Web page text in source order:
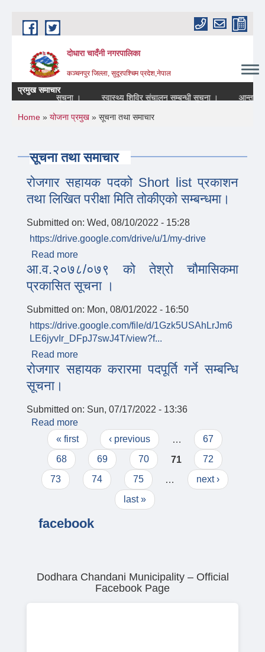
Skip to main content
दोधारा चादँनी नगरपालिका
कञ्चनपुर जिल्ला, सुदूरपश्चिम प्रदेश,नेपाल
प्रमुख समाचार
रहने सम्बन्धि सूचना ।
स्वास्थ्य शिविर संचालन सम्बन्धी सूचना । आन्तरिक
You are here
Home » योजना प्रमुख » सूचना तथा समाचार
सूचना तथा समाचार
रोजगार सहायक पदको Short list प्रकाशन
तथा लिखित परीक्षा मिति तोकीएको सम्बन्धमा।
Submitted on: Wed, 08/10/2022 - 15:28
https://drive.google.com/drive/u/1/my-drive
Read more
तथा लिखित परीक्षा मिति तोकीएको सम्बन्धमा।
आ.व.२०७८/०७९ को तेश्रो चौमासिकमा
प्रकासित सूचना ।
Submitted on: Mon, 08/01/2022 - 16:50
https://drive.google.com/file/d/1Gzk5USAhLrJm6
LE6jyvIr_DFpJ7swJ4T/view?f...
Read more
प्रकासित सूचना ।
रोजगार सहायक करारमा पदपूर्ति गर्ने सम्बन्धि
सूचना।
Submitted on: Sun, 07/17/2022 - 13:36
Read more
सूचना।
Pages
« first ‹ previous
67
68
69 70 71
72
73
74 75
next ›
last »
facebook
Dodhara Chandani Municipality – Official
Facebook Page